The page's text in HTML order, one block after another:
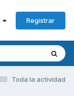
Registrar
Toda la actividad